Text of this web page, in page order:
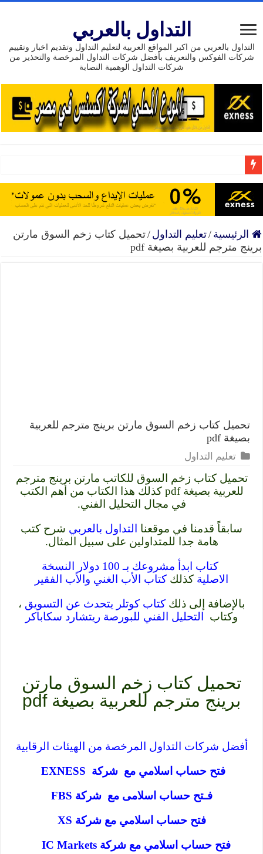
التداول بالعربي
التداول بالعربي من اكبر المواقع العربية لتعليم التداول وتقديم اخبار وتقييم
شركات الفوكس والتعريف بأفضل شركات التداول المرخصة والتحذير من
شركات التداول الوهمية النصابة
بونص بدون إيداع 111 دولار من شركة HEADWAY
إنضم إلى افضل شركة تداول موثوق حسابات إسلامية
15 عام من النجاح تداول مع exness وسيط مرخص وموثوقالرئيسية /تعليم التداول /تحميل كتاب زخم السوق مارتن
برينج مترجم للعربية بصيغة pdf
تحميل كتاب زخم السوق مارتن برينج مترجم للعربية
بصيغة pdf
تعليم التداول
تحميل كتاب زخم السوق للكاتب مارتن برينج مترجم
للعربية بصيغة pdf كذلك هذا الكتاب من أهم الكتب
في مجال التحليل الفني.
سابقاً قدمنا في موقعنا التداول بالعربي شرح كتب
هامة جدا للمتداولين على سبيل المثال.
كتاب ابدأ مشروعك بـ 100 دولار النسخة
الاصلية كذلك كتاب الأب الغني والأب الفقير
بالإضافة إلى ذلك كتاب كوتلر يتحدث عن التسويق ،
وكتاب التحليل الفني للبورصة ريتشارد سكاباكر
تحميل كتاب زخم السوق مارتن
برينج مترجم للعربية بصيغة pdf
أفضل شركات التداول المرخصة من الهيئات الرقابية
فتح حساب اسلامي مع شركة EXNESS
فـتح حساب اسلامى مع شركة FBS
فتح حساب اسلامي مع شركة XS
فتح حساب اسلامي مع شركة IC Markets